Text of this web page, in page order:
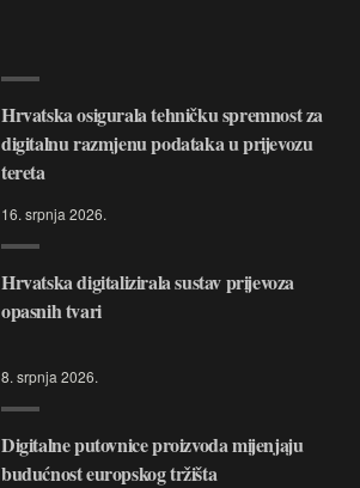
Hrvatska osigurala tehničku spremnost za
digitalnu razmjenu podataka u prijevozu
tereta
16. srpnja 2026.
Hrvatska digitalizirala sustav prijevoza
opasnih tvari
8. srpnja 2026.
Digitalne putovnice proizvoda mijenjaju
budućnost europskog tržišta